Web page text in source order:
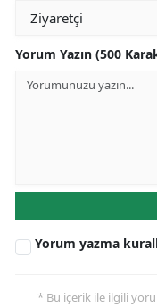
Yorum Yazın (500
Yorum yazma
* Bu içerik ile ilgili